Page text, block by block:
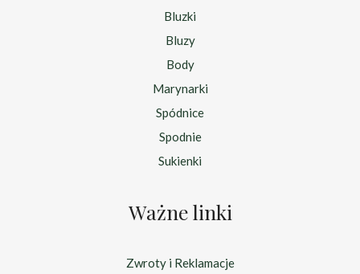
Bluzki
Bluzy
Body
Marynarki
Spódnice
Spodnie
Sukienki
Ważne linki
Zwroty i Reklamacje